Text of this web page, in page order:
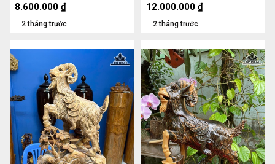
2 tháng trước
8.600.000 ₫
2 tháng trước
12.000.000 ₫